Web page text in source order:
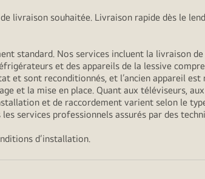
livraison souhaitée. Livraison rapide dès le
standard. Nos services incluent la livraison
et des appareils de la lessive
et sont reconditionnés, et l’ancien appareil est
et la mise en place. Quant aux téléviseurs,
et de raccordement varient selon le
services professionnels assurés par des
d’installation.